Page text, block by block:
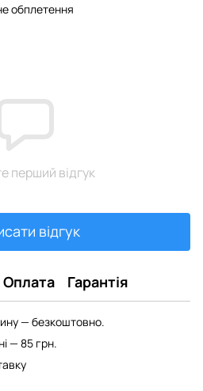
обплетення
перший відгук
відгук
Оплата Гарантія
— безкоштовно.
— 85 грн.